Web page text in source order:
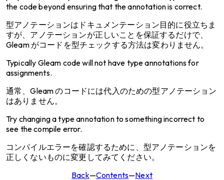
the code beyond ensuring that the annotation is correct.
型アノテーションはドキュメンテーション目的に役立ちま
すが、アノテーションが正しいことを保証するだけで、
Gleam がコードを型チェックする方法は変わりません。
Typically Gleam code will not have type annotations for
assignments.
通常、Gleam のコードには代入のための型アノテーション
はありません。
Try changing a type annotation to something incorrect to
see the compile error.
コンパイルエラーを確認するために、型アノテーションを
正しくないものに変更してみてください。
Back—Contents—Next